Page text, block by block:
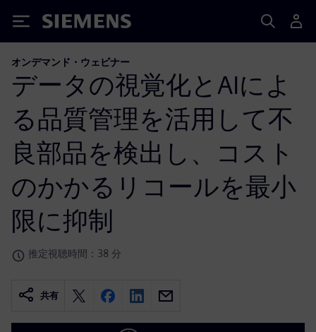
Siemens
オンデマンド・ウェビナー
データの視覚化とAIによ
る品質管理を活用して不
良部品を検出し、コスト
のかかるリコールを最小
限に抑制
推定視聴時間：38 分
共有